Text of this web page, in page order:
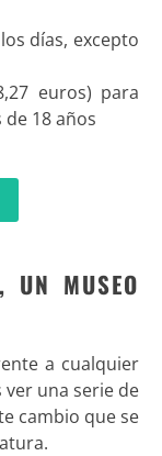
días, excepto
euros) para
18 años
UN MUSEO
a cualquier
ver una serie de
cambio que se